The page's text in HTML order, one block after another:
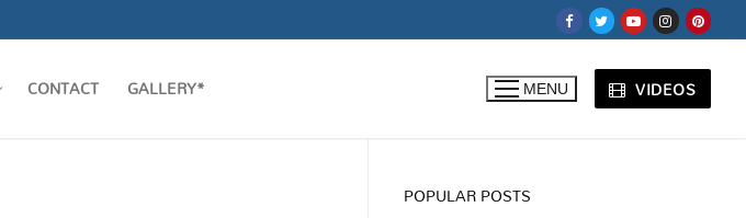
CONTACT GALLERY* MENU VIDEOS
POPULAR POSTS